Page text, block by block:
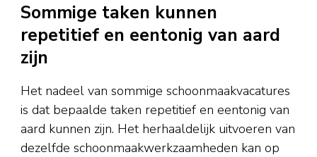
Sommige taken kunnen
repetitief en eentonig van aard
zijn
Het nadeel van sommige schoonmaakvacatures
is dat bepaalde taken repetitief en eentonig van
aard kunnen zijn. Het herhaaldelijk uitvoeren van
dezelfde schoonmaakwerkzaamheden kan op